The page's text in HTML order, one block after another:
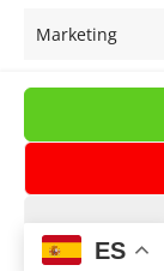
Marketing
Carrito
Tienda
©
ES